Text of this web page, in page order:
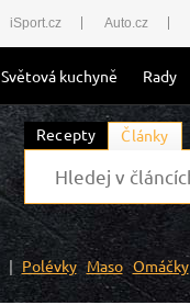
iSport.cz Auto.cz
Světová kuchyně Rady
Recepty Články
Polévky Maso Omáčky